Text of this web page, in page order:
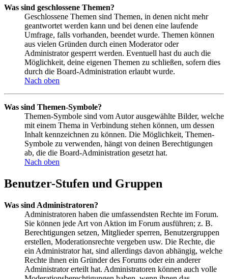
Was sind geschlossene Themen?
Geschlossene Themen sind Themen, in denen nicht mehr
geantwortet werden kann und bei denen eine laufende
Umfrage, falls vorhanden, beendet wurde. Themen können
aus vielen Gründen durch einen Moderator oder
Administrator gesperrt werden. Eventuell hast du auch die
Möglichkeit, deine eigenen Themen zu schließen, sofern dies
durch die Board-Administration erlaubt wurde.
Nach oben
Was sind Themen-Symbole?
Themen-Symbole sind vom Autor ausgewählte Bilder, welche
mit einem Thema in Verbindung stehen können, um dessen
Inhalt kennzeichnen zu können. Die Möglichkeit, Themen-
Symbole zu verwenden, hängt von deinen Berechtigungen
ab, die die Board-Administration gesetzt hat.
Nach oben
Benutzer-Stufen und Gruppen
Was sind Administratoren?
Administratoren haben die umfassendsten Rechte im Forum.
Sie können jede Art von Aktion im Forum ausführen; z. B.
Berechtigungen setzen, Mitglieder sperren, Benutzergruppen
erstellen, Moderationsrechte vergeben usw. Die Rechte, die
ein Administrator hat, sind allerdings davon abhängig, welche
Rechte ihnen ein Gründer des Forums oder ein anderer
Administrator erteilt hat. Administratoren können auch volle